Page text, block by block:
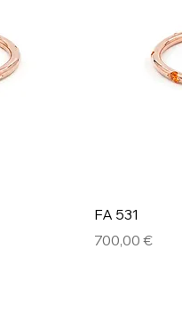
FA 531
Prix
700,00 €